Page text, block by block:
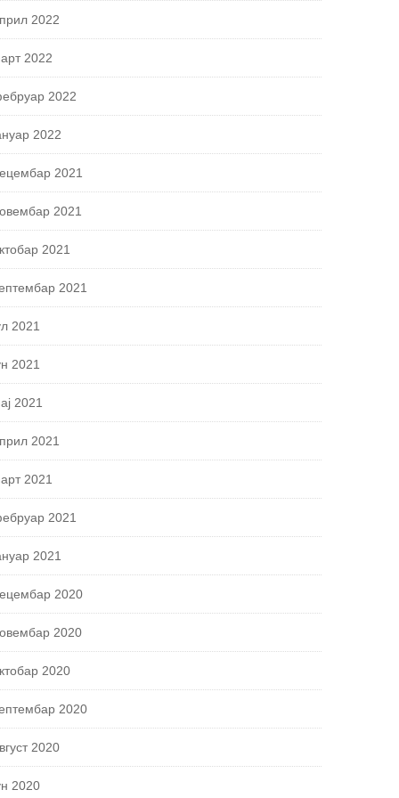
2022
2022
2022
2022
2021
2021
2021
2021
2021
2021
2021
2021
2021
2021
2021
2020
2020
2020
2020
2020
2020